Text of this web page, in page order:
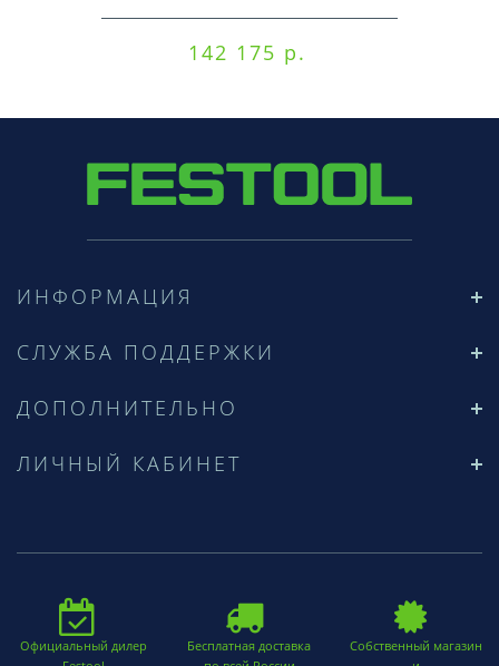
142 175 р.
ИНФОРМАЦИЯ
СЛУЖБА ПОДДЕРЖКИ
ДОПОЛНИТЕЛЬНО
ЛИЧНЫЙ КАБИНЕТ
Официальный дилер
Бесплатная доставка
Собственный магазин